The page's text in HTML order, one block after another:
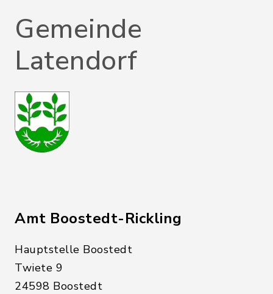
Gemeinde
Latendorf
Amt Boostedt-Rickling
Hauptstelle Boostedt
Twiete 9
24598 Boostedt